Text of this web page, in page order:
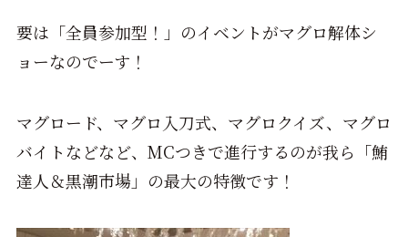
要は「全員参加型！」のイベントがマグロ解体シ
ョーなのでーす！
マグロード、マグロ入刀式、マグロクイズ、マグロ
バイトなどなど、MCつきで進行するのが我ら「鮪
達人＆黒潮市場」の最大の特徴です！